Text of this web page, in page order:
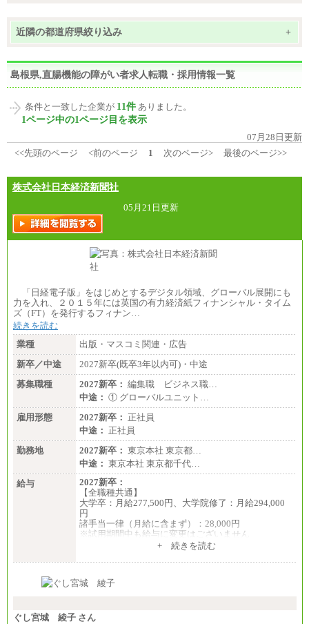
近隣の都道府県絞り込み +
島根県,直腸機能の障がい者求人転職・採用情報一覧
条件と一致した企業が 11件 ありました。
1ページ中の1ページ目を表示
07月28日更新
<<先頭のページ
<前のページ 1 次のページ> 最後のページ>>
株式会社日本経済新聞社
05月21日更新
「日経電子版」をはじめとするデジタル領域、グローバル展開にも
力を入れ、２０１５年には英国の有力経済紙フィナンシャル・タイム
ズ（FT）を発行するフィナン…
続きを読む
業種
出版・マスコミ関連・広告
新卒／中途
2027新卒(既卒3年以内可)・中途
募集職種
2027新卒： 編集職 ビジネス職…
中途： ① グローバルユニット…
雇用形態
2027新卒： 正社員
中途： 正社員
勤務地
2027新卒： 東京本社 東京都…
中途： 東京本社 東京都千代…
給与
2027新卒：
【全職種共通】
大学卒：月給277,500円、大学院修了：月給294,000
円
諸手当一律（月給に含まず）：28,000円
※試用期間中も給与に変更はございません
月給370,000円～
ます。
の各種手当を含む金額です）
+ 続きを読む
ぐし宮城 綾子 さん